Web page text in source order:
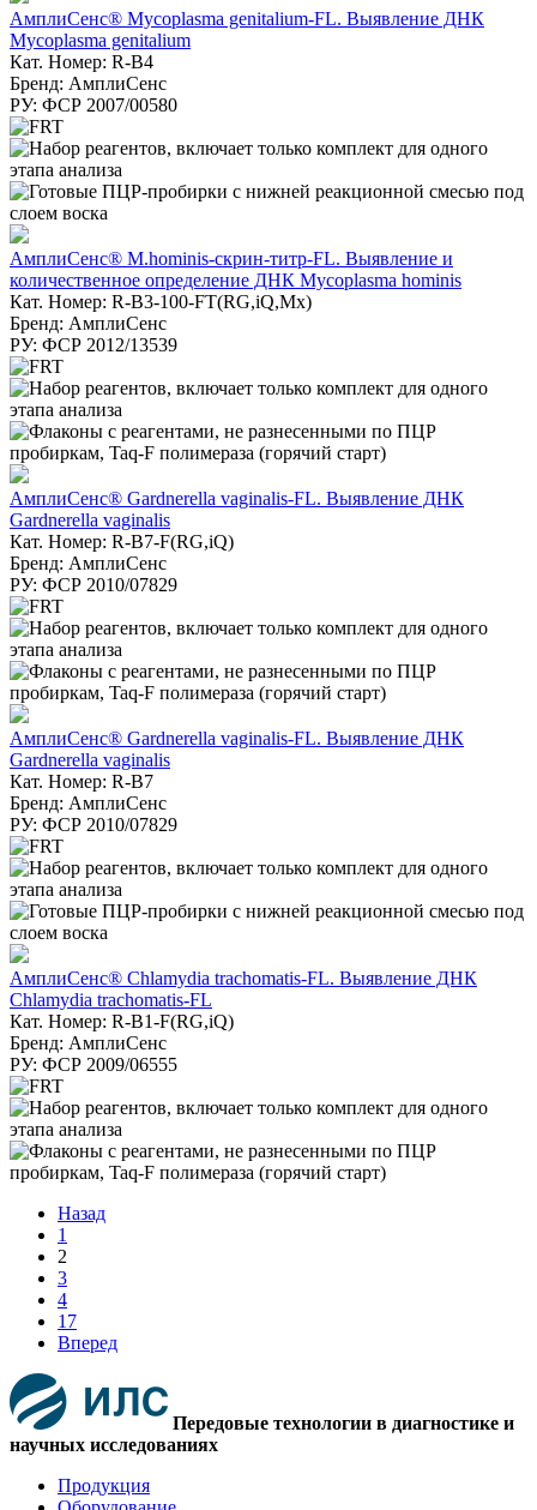
АмплиСенс® Mycoplasma genitalium-FL. Выявление ДНК
Mycoplasma genitalium
Кат. Номер: R-B4
Бренд: АмплиСенс
РУ: ФСР 2007/00580
АмплиСенс® M.hominis-скрин-титр-FL. Выявление и
количественное определение ДНК Mycoplasma hominis
Кат. Номер: R-B3-100-FT(RG,iQ,Mx)
Бренд: АмплиСенс
РУ: ФСР 2012/13539
АмплиСенс® Gardnerella vaginalis-FL. Выявление ДНК
Gardnerella vaginalis
Кат. Номер: R-B7-F(RG,iQ)
Бренд: АмплиСенс
РУ: ФСР 2010/07829
АмплиСенс® Gardnerella vaginalis-FL. Выявление ДНК
Gardnerella vaginalis
Кат. Номер: R-B7
Бренд: АмплиСенс
РУ: ФСР 2010/07829
АмплиСенс® Chlamydia trachomatis-FL. Выявление ДНК
Chlamydia trachomatis-FL
Кат. Номер: R-B1-F(RG,iQ)
Бренд: АмплиСенс
РУ: ФСР 2009/06555
Назад
1
2
3
4
17
Вперед
Передовые технологии в диагностике и
научных исследованиях
Продукция